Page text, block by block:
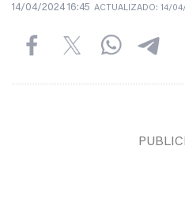
14/04/2024 16:45 ACTUALIZADO: 14/